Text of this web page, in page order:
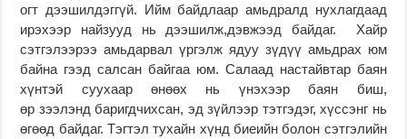
огт дээшилдэггүй. Ийм байдлаар амьдралд нухлагдаад
ирэхээр найзууд нь дээшилж,дэвжээд байдаг. Хайр
сэтгэлээрээ амьдарвал үргэлж ядуу зүдүү амьдрах юм
байна гээд салсан байгаа юм. Салаад настайвтар баян
хүнтэй суухаар өнөөх нь үнэхээр баян биш,
өр зээлэнд баригдчихсан, эд зүйлээр тэтгэдэг, хүссэнг нь
өгөөд байдаг. Тэгтэл тухайн хүнд биеийн болон сэтгэлийн